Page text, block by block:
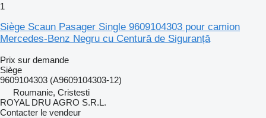
1
Siège Scaun Pasager Single 9609104303 pour camion
Mercedes-Benz Negru cu Centură de Siguranță
Prix sur demande
Siège
9609104303 (A9609104303-12)
Roumanie, Cristesti
ROYAL DRU AGRO S.R.L.
Contacter le vendeur